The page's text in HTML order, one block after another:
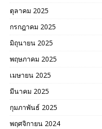
ตุลาคม 2025
กรกฎาคม 2025
มิถุนายน 2025
พฤษภาคม 2025
เมษายน 2025
มีนาคม 2025
กุมภาพันธ์ 2025
พฤศจิกายน 2024